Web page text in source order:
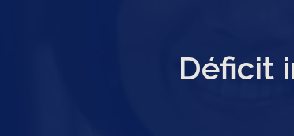
Déficit